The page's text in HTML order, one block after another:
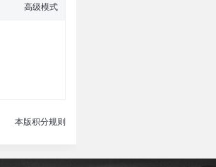
高级模式
本版积分规则